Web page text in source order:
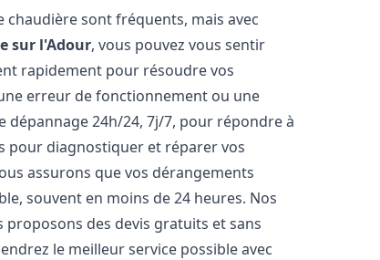
chaudière sont fréquents, mais avec
sur l'Adour, vous pouvez vous sentir
rapidement pour résoudre vos
erreur de fonctionnement ou une
dépannage 24h/24, 7j/7, pour répondre à
pour diagnostiquer et réparer vos
assurons que vos dérangements
souvent en moins de 24 heures. Nos
des devis gratuits et sans
le meilleur service possible avec